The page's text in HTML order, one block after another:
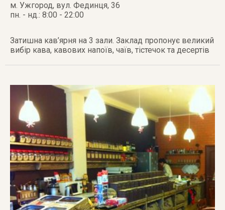
м. Ужгород, вул. Фединця, 36
пн. - нд.: 8:00 - 22:00
Затишна кав’ярня на 3 зали. Заклад пропонує великий
вибір кава, кавових напоїв, чаїв, тістечок та десертів